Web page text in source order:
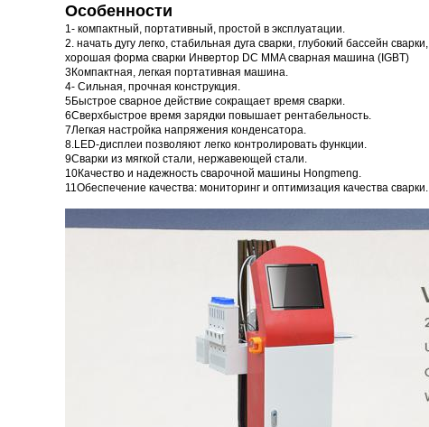
Особенности
1- компактный, портативный, простой в эксплуатации.
2. начать дугу легко, стабильная дуга сварки, глубокий бассейн сварки,
хорошая форма сварки Инвертор DC MMA сварная машина (IGBT)
3Компактная, легкая портативная машина.
4- Сильная, прочная конструкция.
5Быстрое сварное действие сокращает время сварки.
6Сверхбыстрое время зарядки повышает рентабельность.
7Легкая настройка напряжения конденсатора.
8.LED-дисплеи позволяют легко контролировать функции.
9Сварки из мягкой стали, нержавеющей стали.
10Качество и надежность сварочной машины Hongmeng.
11Обеспечение качества: мониторинг и оптимизация качества сварки.